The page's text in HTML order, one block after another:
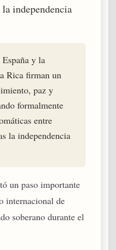
independencia
y la
Rica firman un
paz y
formalmente
entre
la independencia
un paso importante
internacional de
soberano durante el